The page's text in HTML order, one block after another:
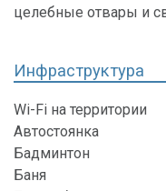
целебные отвары и
Инфраструктура
Wi-Fi на территории
Автостоянка
Бадминтон
Баня